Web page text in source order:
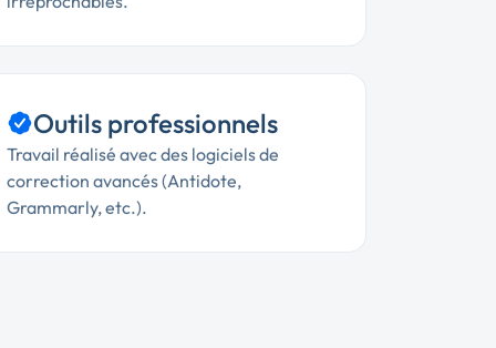
Outils professionnels
Travail réalisé avec des logiciels de
correction avancés (Antidote,
Grammarly, etc.).